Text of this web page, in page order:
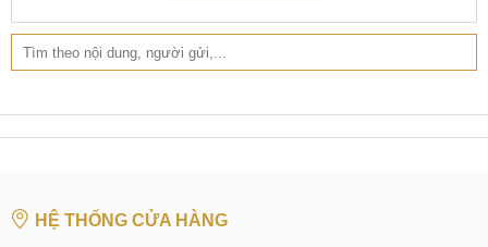
Hotline:0338.424242
Tại TP Hồ Chí Minh
CN 4:123 Trần Quang Khải, Quận 1
Hotline:097.3333.602
HỆ THỐNG CỬA HÀNG